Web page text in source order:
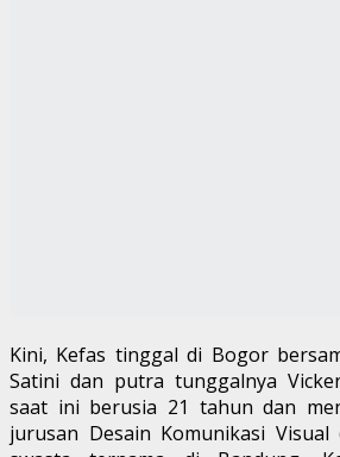
Kini, Kefas tinggal di Bogor
Satini dan putra tunggalnya
saat ini berusia 21 tahun dan
jurusan Desain Komunikasi Visual